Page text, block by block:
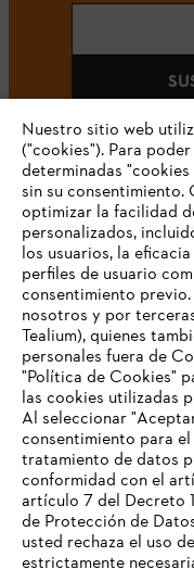
Nuestra empresa
Preguntas
Contacto
TU
COMPATIBLE
El navegador que
Nuestro sitio web
("cookies"). Para
determinadas
sin su consentimiento.
optimizar la facilidad
personalizados,
los usuarios, la
perfiles de usuario
consentimiento
nosotros y por
Tealium), quienes
personales fuera de
"Política de Cookies"
las cookies utilizadas
Al seleccionar
consentimiento para
tratamiento de datos
conformidad con el
artículo 7 del Decreto
de Protección de
usted rechaza el uso
estrictamente